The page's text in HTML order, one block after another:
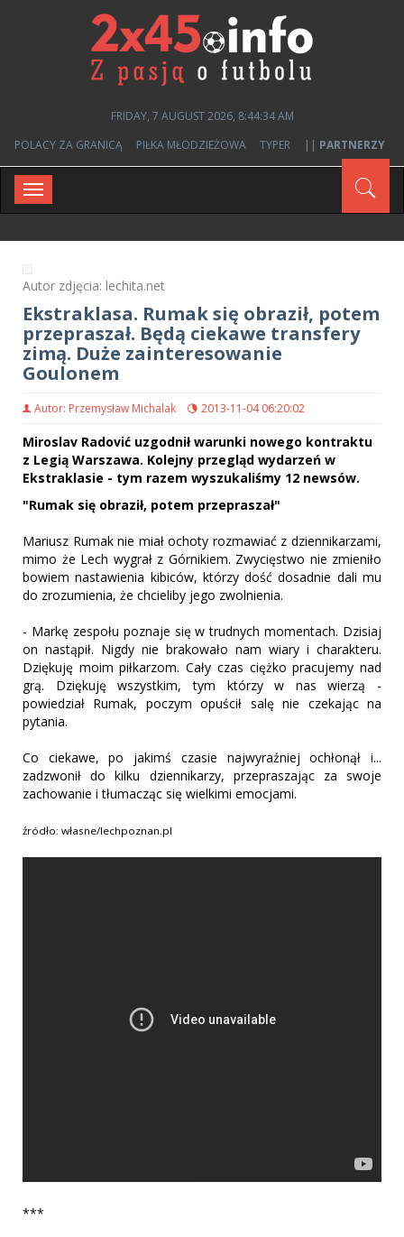
FRIDAY, 7 AUGUST 2026, 8:44:34 AM
POLACY ZA GRANICĄ
PIŁKA MŁODZIEŻOWA TYPER || PARTNERZY
Toggle
navigation
Autor zdjęcia: lechita.net
Ekstraklasa. Rumak się obraził, potem
przepraszał. Będą ciekawe transfery
zimą. Duże zainteresowanie
Goulonem
Autor: Przemysław Michalak 2013-11-04 06:20:02
Miroslav Radović uzgodnił warunki nowego kontraktu
z Legią Warszawa. Kolejny przegląd wydarzeń w
Ekstraklasie - tym razem wyszukaliśmy 12 newsów.
"Rumak się obraził, potem przepraszał"
Mariusz Rumak nie miał ochoty rozmawiać z dziennikarzami,
mimo że Lech wygrał z Górnikiem. Zwycięstwo nie zmieniło
bowiem nastawienia kibiców, którzy dość dosadnie dali mu
do zrozumienia, że chcieliby jego zwolnienia.
- Markę zespołu poznaje się w trudnych momentach. Dzisiaj
on nastąpił. Nigdy nie brakowało nam wiary i charakteru.
Dziękuję moim piłkarzom. Cały czas ciężko pracujemy nad
grą. Dziękuję wszystkim, tym którzy w nas wierzą -
powiedział Rumak, poczym opuścił salę nie czekając na
pytania.
Co ciekawe, po jakimś czasie najwyraźniej ochłonął i...
zadzwonił do kilku dziennikarzy, przepraszając za swoje
zachowanie i tłumacząc się wielkimi emocjami.
źródło: własne/lechpoznan.pl
***